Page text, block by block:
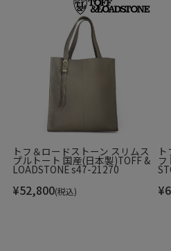
トフ＆ロードストーン スリムス
プルトート 国産(日本製)TOFF &
LOADSTONE s47-21270
¥52,800(税込)
フ
¥